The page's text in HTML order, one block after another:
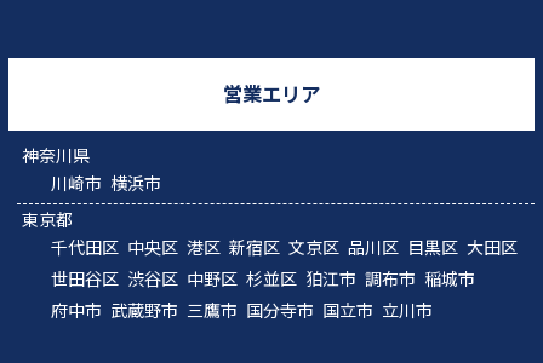
営業エリア
神奈川県
川崎市 横浜市
東京都
千代田区 中央区 港区 新宿区 文京区 品川区 目黒区 大田区
世田谷区 渋谷区 中野区 杉並区 狛江市 調布市 稲城市
府中市 武蔵野市 三鷹市 国分寺市 国立市 立川市